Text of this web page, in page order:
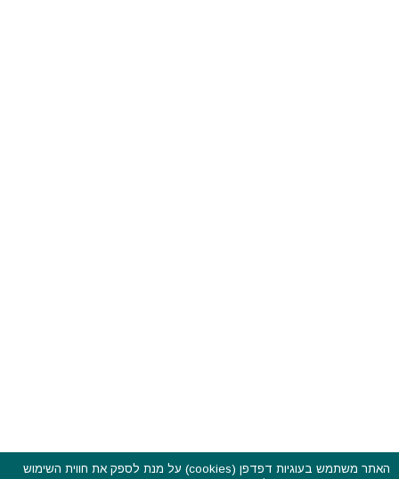
האתר משתמש בעוגיות דפדפן (cookies) על מנת לספק את חווית השימוש